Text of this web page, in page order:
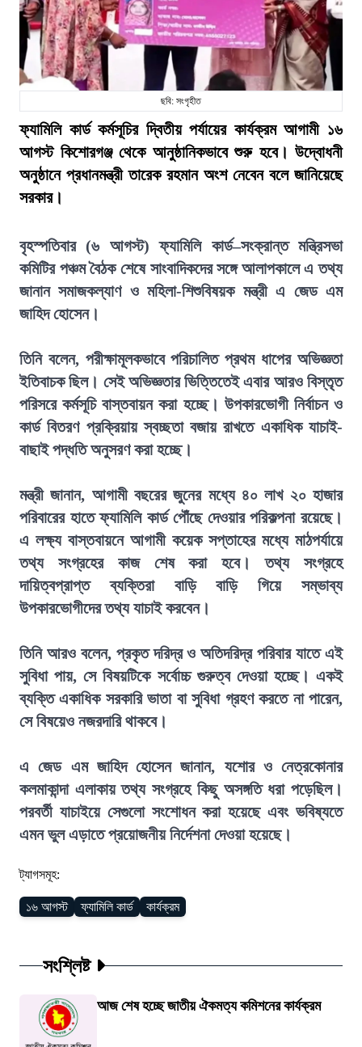
ছবি: সংগৃহীত
ফ্যামিলি কার্ড কর্মসূচির দ্বিতীয় পর্যায়ের কার্যক্রম আগামী ১৬
আগস্ট কিশোরগঞ্জ থেকে আনুষ্ঠানিকভাবে শুরু হবে। উদ্বোধনী
অনুষ্ঠানে প্রধানমন্ত্রী তারেক রহমান অংশ নেবেন বলে জানিয়েছে
সরকার।
বৃহস্পতিবার (৬ আগস্ট) ফ্যামিলি কার্ড–সংক্রান্ত মন্ত্রিসভা
কমিটির পঞ্চম বৈঠক শেষে সাংবাদিকদের সঙ্গে আলাপকালে এ তথ্য
জানান সমাজকল্যাণ ও মহিলা-শিশুবিষয়ক মন্ত্রী এ জেড এম
জাহিদ হোসেন।
তিনি বলেন, পরীক্ষামূলকভাবে পরিচালিত প্রথম ধাপের অভিজ্ঞতা
ইতিবাচক ছিল। সেই অভিজ্ঞতার ভিত্তিতেই এবার আরও বিস্তৃত
পরিসরে কর্মসূচি বাস্তবায়ন করা হচ্ছে। উপকারভোগী নির্বাচন ও
কার্ড বিতরণ প্রক্রিয়ায় স্বচ্ছতা বজায় রাখতে একাধিক যাচাই-
বাছাই পদ্ধতি অনুসরণ করা হচ্ছে।
মন্ত্রী জানান, আগামী বছরের জুনের মধ্যে ৪০ লাখ ২০ হাজার
পরিবারের হাতে ফ্যামিলি কার্ড পৌঁছে দেওয়ার পরিকল্পনা রয়েছে।
এ লক্ষ্য বাস্তবায়নে আগামী কয়েক সপ্তাহের মধ্যে মাঠপর্যায়ে
তথ্য সংগ্রহের কাজ শেষ করা হবে। তথ্য সংগ্রহে
দায়িত্বপ্রাপ্ত ব্যক্তিরা বাড়ি বাড়ি গিয়ে সম্ভাব্য
উপকারভোগীদের তথ্য যাচাই করবেন।
তিনি আরও বলেন, প্রকৃত দরিদ্র ও অতিদরিদ্র পরিবার যাতে এই
সুবিধা পায়, সে বিষয়টিকে সর্বোচ্চ গুরুত্ব দেওয়া হচ্ছে। একই
ব্যক্তি একাধিক সরকারি ভাতা বা সুবিধা গ্রহণ করতে না পারেন,
সে বিষয়েও নজরদারি থাকবে।
এ জেড এম জাহিদ হোসেন জানান, যশোর ও নেত্রকোনার
কলমাকান্দা এলাকায় তথ্য সংগ্রহে কিছু অসঙ্গতি ধরা পড়েছিল।
পরবর্তী যাচাইয়ে সেগুলো সংশোধন করা হয়েছে এবং ভবিষ্যতে
এমন ভুল এড়াতে প্রয়োজনীয় নির্দেশনা দেওয়া হয়েছে।
ট্যাগসমূহ:
১৬ আগস্ট ফ্যামিলি কার্ড কার্যক্রম
সংশ্লিষ্ট
আজ শেষ হচ্ছে জাতীয় ঐকমত্য কমিশনের কার্যক্রম